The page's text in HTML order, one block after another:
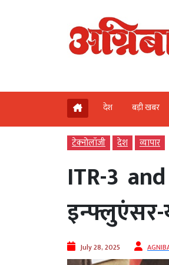
देश बड़ी खबर
टेक्‍नोलॉजी देश व्‍यापार
ITR-3
July 28, 2025